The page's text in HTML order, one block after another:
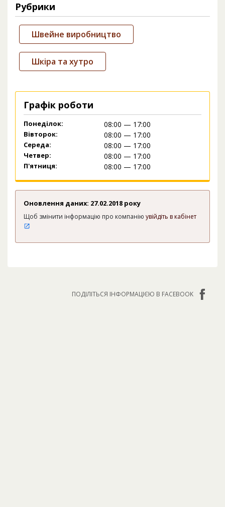
Рубрики
Швейне виробництво
Шкіра та хутро
Графік роботи
Понеділок: 08:00 — 17:00
Вівторок: 08:00 — 17:00
Середа: 08:00 — 17:00
Четвер: 08:00 — 17:00
П'ятниця: 08:00 — 17:00
Оновлення даних: 27.02.2018 року
Щоб змінити інформацію про компанію увійдіть в кабінет
ПОДІЛІТЬСЯ ІНФОРМАЦІЄЮ В FACEBOOK